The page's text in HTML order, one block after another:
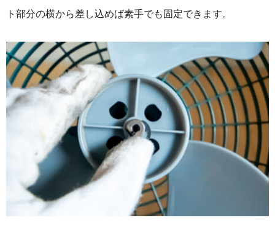
ト部分の横から差し込めば素手でも固定できます。